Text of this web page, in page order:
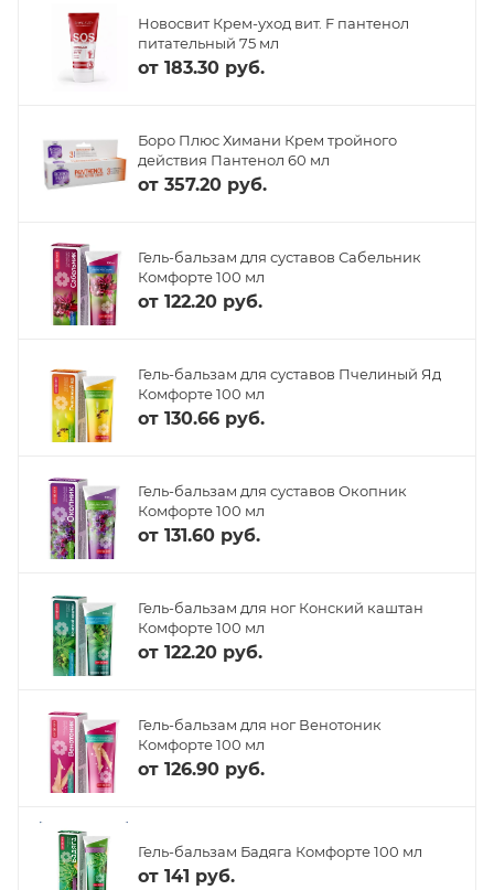
Новосвит Крем-уход вит. F пантенол
питательный 75 мл
от 183.30 руб.
Боро Плюс Химани Крем тройного
действия Пантенол 60 мл
от 357.20 руб.
Гель-бальзам для суставов Сабельник
Комфорте 100 мл
от 122.20 руб.
Гель-бальзам для суставов Пчелиный Яд
Комфорте 100 мл
от 130.66 руб.
Гель-бальзам для суставов Окопник
Комфорте 100 мл
от 131.60 руб.
Гель-бальзам для ног Конский каштан
Комфорте 100 мл
от 122.20 руб.
Гель-бальзам для ног Венотоник
Комфорте 100 мл
от 126.90 руб.
Гель-бальзам Бадяга Комфорте 100 мл
от 141 руб.